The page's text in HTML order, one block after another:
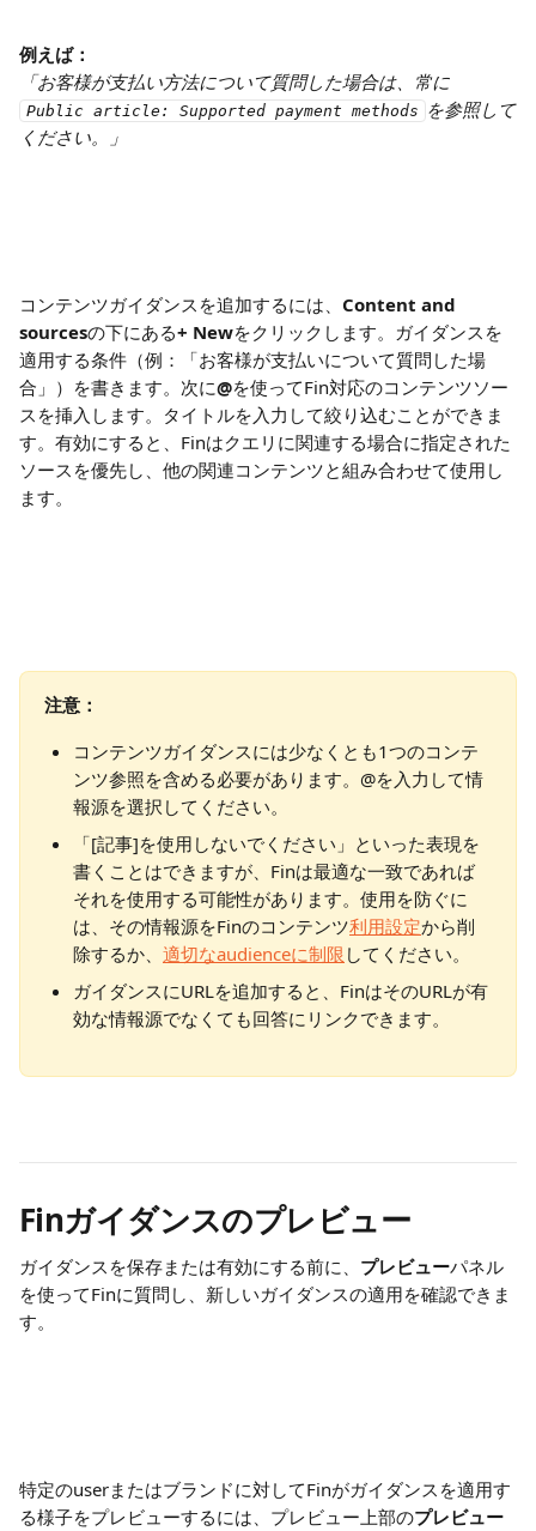
例えば：
「お客様が支払い方法について質問した場合は、常に
Public article: Supported payment methods を参照して
ください。」
コンテンツガイダンスを追加するには、 Content and
sourcesの下にある+ Newをクリックします。ガイダンスを
適用する条件（例：「お客様が支払いについて質問した場
合」）を書きます。次に@を使ってFin対応のコンテンツソー
スを挿入します。タイトルを入力して絞り込むことができま
す。有効にすると、Finはクエリに関連する場合に指定された
ソースを優先し、他の関連コンテンツと組み合わせて使用し
ます。
注意：
コンテンツガイダンスには少なくとも1つのコンテ
ンツ参照を含める必要があります。@を入力して情
報源を選択してください。
「[記事]を使用しないでください」といった表現を
書くことはできますが、Finは最適な一致であれば
それを使用する可能性があります。使用を防ぐに
は、その情報源をFinのコンテンツ利用設定から削
除するか、 適切なaudienceに制限 してください。
ガイダンスにURLを追加すると、FinはそのURLが有
効な情報源でなくても回答にリンクできます。
Finガイダンスのプレビュー
ガイダンスを保存または有効にする前に、 プレビューパネル
を使ってFinに質問し、新しいガイダンスの適用を確認できま
す。
特定のuserまたはブランドに対してFinがガイダンスを適用す
る様子をプレビューするには、プレビュー上部のプレビュー